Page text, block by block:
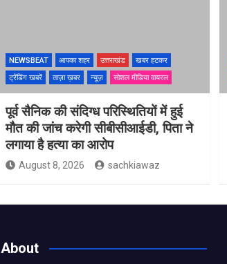
NEWSBEAT आपका शहर उत्तराखंड
खबर हटकर
ट्रेंडिंग खबरें
ताज़ा ख़बर न्यूज़ सोशल मीडिया वायरल
पूर्व सैनिक की संदिग्ध परिस्थितियों में हुई
मौत की जांच करेगी सीबीसीआईडी, पिता ने
लगाया है हत्या का आरोप
August 8, 2026 sachkiawaz
About